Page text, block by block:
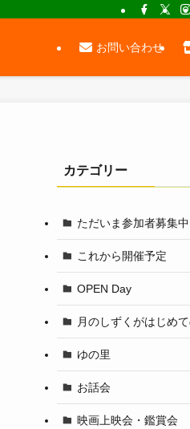
お問い合わせ
カテゴリー
ただいま参加者募集中
これから開催予定
OPEN Day
月のしずくがはじめ
ゆの里
お話会
映画上映会・鑑賞会